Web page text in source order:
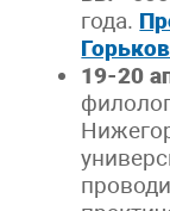
года.
19-20